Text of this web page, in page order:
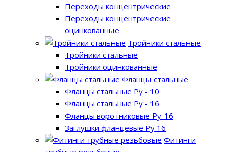
Переходы концентрические
Переходы концентрические
оцинкованные
Тройники стальные
Тройники стальные
Тройники оцинкованные
Фланцы стальные
Фланцы стальные Ру - 10
Фланцы стальные Ру - 16
Фланцы воротниковые Ру-16
Заглушки фланцевые Ру 16
Фитинги